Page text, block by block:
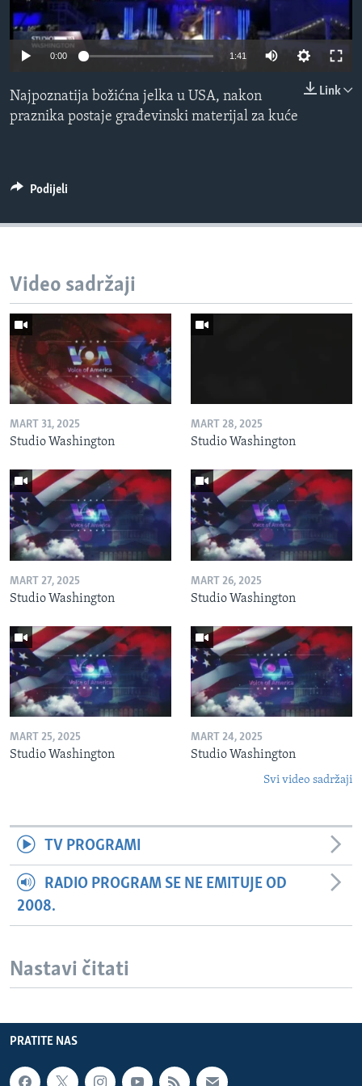
MAGAZIN
O GLASU AMERIKE
Learning English
0:00 1:41
Link
Najpoznatija božićna jelka u USA, nakon
praznika postaje građevinski materijal za kuće
Podijeli
Video sadržaji
MART 31, 2025
Studio Washington
MART 28, 2025
Studio Washington
MART 27, 2025
Studio Washington
MART 26, 2025
Studio Washington
MART 25, 2025
Studio Washington
MART 24, 2025
Studio Washington
Svi video sadržaji
TV PROGRAMI
RADIO PROGRAM SE NE EMITUJE OD
2008.
Nastavi čitati
PRATITE NAS